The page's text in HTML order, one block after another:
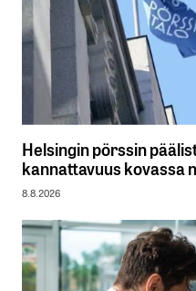
Helsingin pörssin
kannattavuus kovassa
8.8.2026